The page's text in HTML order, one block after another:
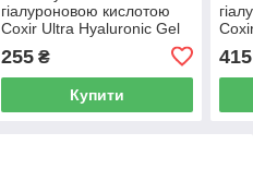
гіалуроновою кислотою
Coxir Ultra Hyaluronic Gel
255₴
Купити
415